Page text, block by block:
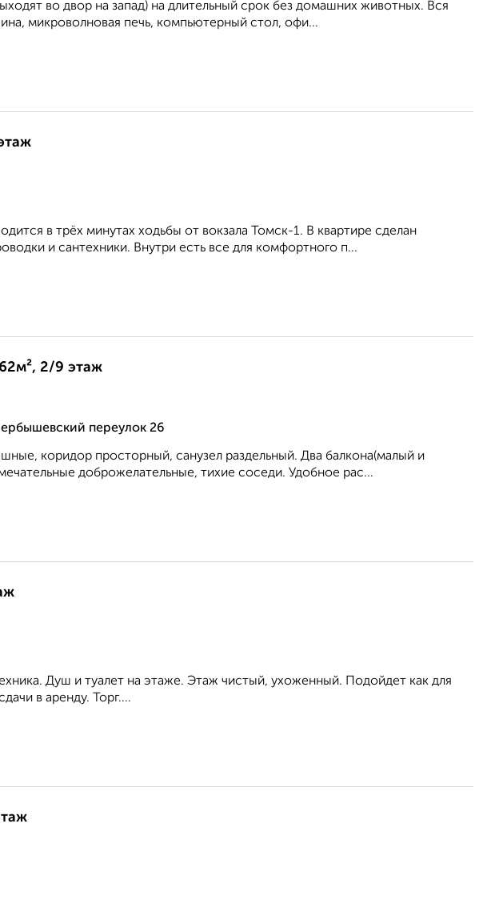
во двор на запад) на длительный срок без домашних животных. Вся
микроволновая печь, компьютерный стол, офи...
в трёх минутах ходьбы от вокзала Томск-1. В квартире сделан
и сантехники. Внутри есть все для комфортного п...
2/9 этаж
переулок 26
коридор просторный, санузел раздельный. Два балкона(малый и
доброжелательные, тихие соседи. Удобное рас...
Душ и туалет на этаже. Этаж чистый, ухоженный. Подойдет как для
в аренду. Торг....